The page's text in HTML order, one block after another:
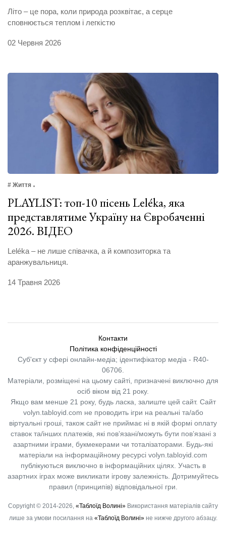
Літо – це пора, коли природа розквітає, а серце
сповнюється теплом і легкістю
02 Червня 2026
# Життя
PLAYLIST: топ-10 пісень Leléka, яка
представлятиме Україну на Євробаченні
2026. ВІДЕО
Leléka – не лише співачка, а й композиторка та
аранжувальниця.
14 Травня 2026
Контакти
Політика конфіденційності
Суб'єкт у сфері онлайн-медіа; ідентифікатор медіа - R40-
06706.
Матеріали, розміщені на цьому сайті, призначені виключно для
осіб віком від 21 року.
Якщо вам менше 21 року, будь ласка, залиште цей сайт. Сайт
volyn.tabloyid.com не проводить ігри на реальні та/або
віртуальні гроші, також сайт не приймає ні в якій формі оплату
ставок та/інших платежів, які пов’язані/можуть бути пов’язані з
азартними іграми, букмекерами чи тоталізаторами. Будь-які
матеріали на інформаційному ресурсі volyn.tabloyid.com
публікуються виключно в інформаційних цілях. Участь в
азартних іграх може викликати ігрову залежність. Дотримуйтесь
правил (принципів) відповідальної гри.
Copyright © 2014-2026, «Таблоїд Волині» Використання матеріалів сайту
лише за умови посилання на «Таблоїд Волині»не нижче другого абзацу.